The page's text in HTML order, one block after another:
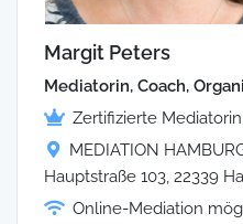
Margit Peters
Mediatorin, Coach,
Zertifizierte Mediatorin
MEDIATION
Hauptstraße 103, 22339
Online-Mediation